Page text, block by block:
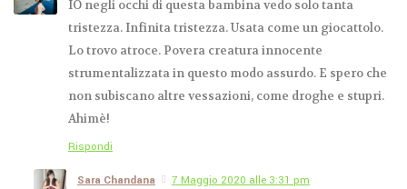
IO negli occhi di questa bambina vedo solo tanta
tristezza. Infinita tristezza. Usata come un giocattolo.
Lo trovo atroce. Povera creatura innocente
strumentalizzata in questo modo assurdo. E spero che
non subiscano altre vessazioni, come droghe e stupri.
Ahimè!
Rispondi
Sara Chandana
7 Maggio 2020 alle 3:31 pm